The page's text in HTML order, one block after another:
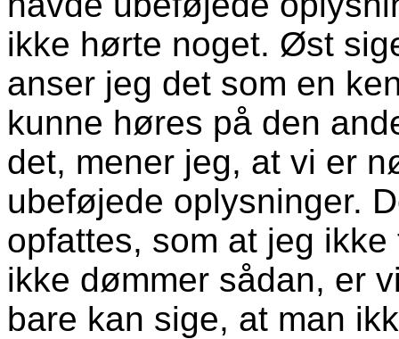
ikke hørte noget. Øst
anser jeg det som en
kunne høres på den
det, mener jeg, at vi er
ubeføjede oplysninger.
opfattes, som at jeg
ikke dømmer sådan, er
bare kan sige, at man